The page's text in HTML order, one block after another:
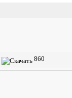
860